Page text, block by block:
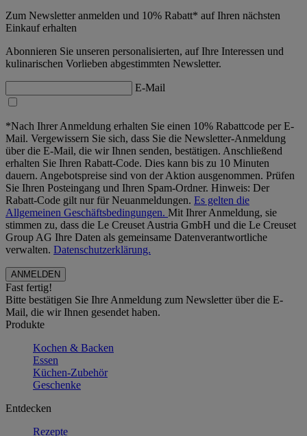
Zum Newsletter anmelden und 10% Rabatt* auf Ihren nächsten
Einkauf erhalten
Abonnieren Sie unseren personalisierten, auf Ihre Interessen und
kulinarischen Vorlieben abgestimmten Newsletter.
E-Mail
*Nach Ihrer Anmeldung erhalten Sie einen 10% Rabattcode per E-
Mail. Vergewissern Sie sich, dass Sie die Newsletter-Anmeldung
über die E-Mail, die wir Ihnen senden, bestätigen. Anschließend
erhalten Sie Ihren Rabatt-Code. Dies kann bis zu 10 Minuten
dauern. Angebotspreise sind von der Aktion ausgenommen. Prüfen
Sie Ihren Posteingang und Ihren Spam-Ordner. Hinweis: Der
Rabatt-Code gilt nur für Neuanmeldungen. Es gelten die
Allgemeinen Geschäftsbedingungen. Mit Ihrer Anmeldung, sie
stimmen zu, dass die Le Creuset Austria GmbH und die Le Creuset
Group AG Ihre Daten als gemeinsame Datenverantwortliche
verwalten. Datenschutzerklärung.
Fast fertig!
Bitte bestätigen Sie Ihre Anmeldung zum Newsletter über die E-
Mail, die wir Ihnen gesendet haben.
Produkte
Kochen & Backen
Essen
Küchen-Zubehör
Geschenke
Entdecken
Rezepte